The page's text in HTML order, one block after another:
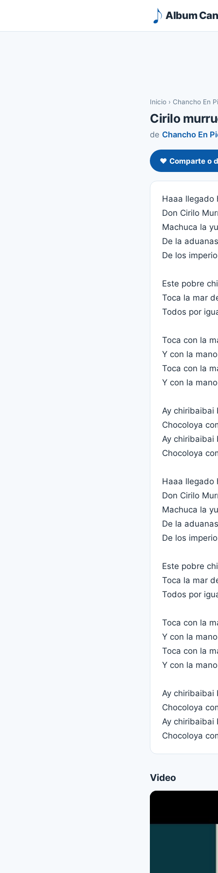
Album
Inicio › Chancho En
Cirilo
de Chancho En
❤️ Comparte o
Haaa llegado
Don Cirilo
Machuca la
De la
De los
Este pobre
Toca la mar
Todos por
Toca con la
Y con la
Toca con la
Y con la
Ay chiribaibai
Chocoloya
Ay chiribaibai
Chocoloya
Haaa llegado
Don Cirilo
Machuca la
De la
De los
Este pobre
Toca la mar
Todos por
Toca con la
Y con la
Toca con la
Y con la
Ay chiribaibai
Chocoloya
Ay chiribaibai
Chocoloya
Video